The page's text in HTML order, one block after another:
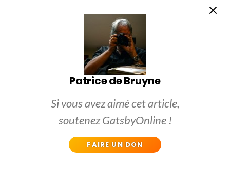
Patrice de Bruyne
Si vous avez aimé cet article,
soutenez GatsbyOnline !
FAIRE UN DON